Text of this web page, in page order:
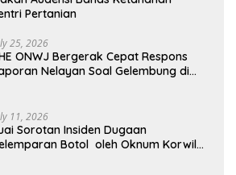
Pertanian
25, 2026
ONWJ Bergerak Cepat Respons
Nelayan Soal Gelembung di
11, 2026
Sorotan Insiden Dugaan
Botol oleh Oknum Korwil